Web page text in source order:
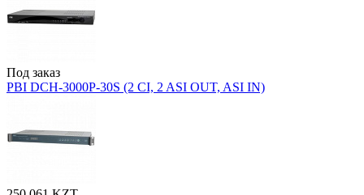
Под заказ
PBI DCH-3000P-30S (2 CI, 2 ASI OUT, ASI IN)